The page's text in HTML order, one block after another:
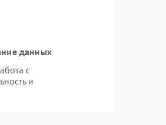
данных
с
и